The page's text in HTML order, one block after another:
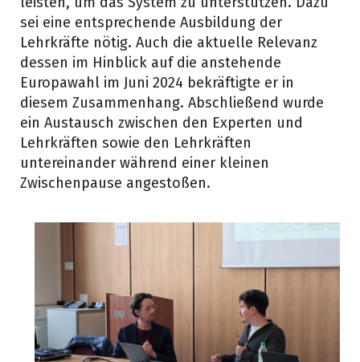
sei eine entsprechende Ausbildung der
Lehrkräfte nötig. Auch die aktuelle Relevanz
dessen im Hinblick auf die anstehende
Europawahl im Juni 2024 bekräftigte er in
diesem Zusammenhang. Abschließend wurde
ein Austausch zwischen den Experten und
Lehrkräften sowie den Lehrkräften
untereinander während einer kleinen
Zwischenpause angestoßen.